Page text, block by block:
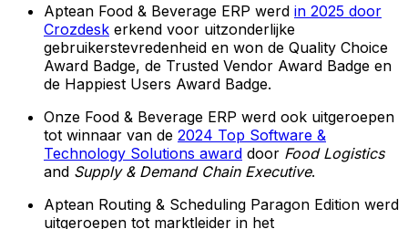
Aptean Food & Beverage ERP werd in 2025 door
Crozdesk erkend voor uitzonderlijke
gebruikerstevredenheid en won de Quality Choice
Award Badge, de Trusted Vendor Award Badge en
de Happiest Users Award Badge.
Onze Food & Beverage ERP werd ook uitgeroepen
tot winnaar van de 2024 Top Software &
Technology Solutions award door Food Logistics
and Supply & Demand Chain Executive.
Aptean Routing & Scheduling Paragon Edition werd
uitgeroepen tot marktleider in het